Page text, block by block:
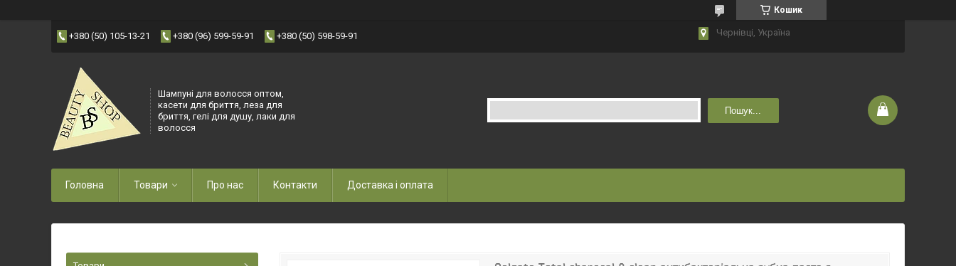
Кошик
+380 (50) 105-13-21 +380 (96) 599-59-91 +380 (50) 598-59-91 Чернівці, Україна
Шампуні для волосся оптом,
касети для бриття, леза для
бриття, гелі для душу, лаки для
волосся
Пошук...
Головна Товари Про нас Контакти Доставка і оплата